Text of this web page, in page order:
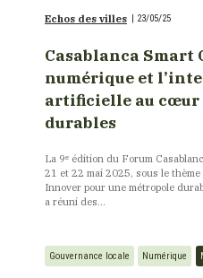
Echos des villes 23/05/25
Casablanca Smart
numérique et
artificielle au cœur
durables
La 9ᵉ édition du Forum
21 et 22 mai 2025, sous le
Innover pour une métropole
a réuni des...
Gouvernance locale Numérique